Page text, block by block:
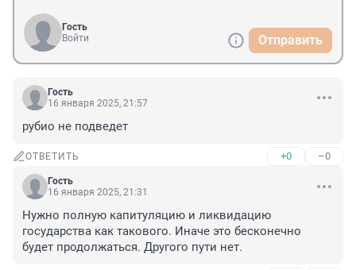
Гость
Войти
Отправить
Гость
16 января 2025, 21:57
рубио не подведет
ОТВЕТИТЬ +0 –0
Гость
16 января 2025, 21:31
Нужно полную капитуляцию и ликвидацию
государства как такового. Иначе это бесконечно
будет продолжаться. Другого пути нет.